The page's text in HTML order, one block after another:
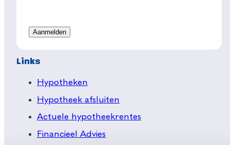
Links
Hypotheken
Hypotheek afsluiten
Actuele hypotheekrentes
Financieel Advies